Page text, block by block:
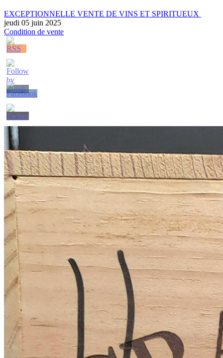
EXCEPTIONNELLE VENTE DE VINS ET SPIRITUEUX
jeudi 05 juin 2025
Condition de vente